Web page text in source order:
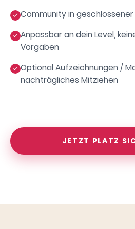
Community in
Anpassbar an dein Level,
Vorgaben
Optional Aufzeichnungen /
nachträgliches Mitziehen
JETZT PLATZ